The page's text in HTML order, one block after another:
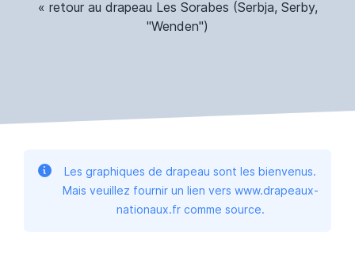
« retour au drapeau Les Sorabes (Serbja, Serby,
"Wenden")
Les graphiques de drapeau sont les bienvenus.
Mais veuillez fournir un lien vers www.drapeaux-
nationaux.fr comme source.